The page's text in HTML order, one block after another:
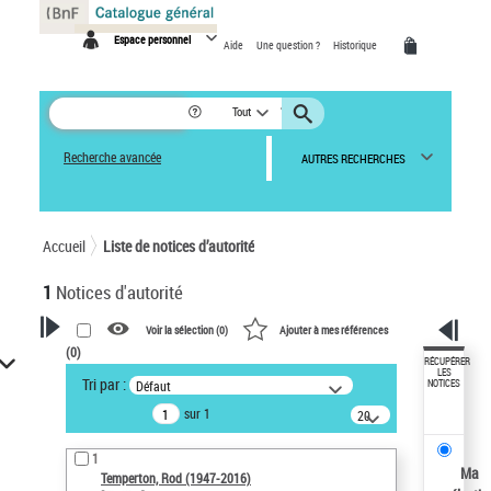
Espace personnel Aide Une question ? Historique
Tout
Recherche avancée AUTRES RECHERCHES
Accueil Liste de notices d’autorité
1 Notices d'autorité
VOTRE RECHERCHE
Recherche avancée dans les
notices d’autorité
Œuvres liées à l'auteur :
Temperton, Rod (1947-2016)
Voir la sélection (0) Ajouter à mes références
(0)
Tri par : Défaut
sur 1
20
résultats/page
1
Temperton, Rod (1947-2016)
RÉCUPÉRER
LES
NOTICES
Ma
Panneau de gestion des cookies